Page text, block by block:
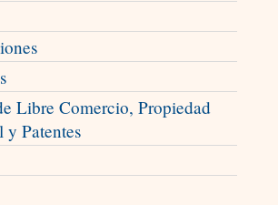
Libre Comercio, Propiedad
y Patentes